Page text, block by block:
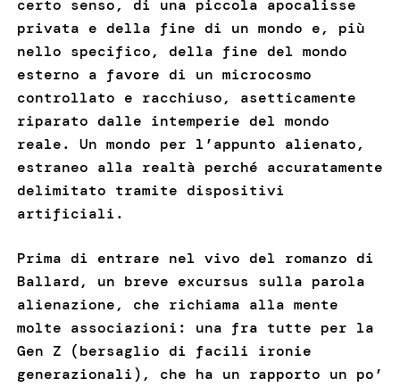
certo senso, di una piccola apocalisse
privata e della fine di un mondo e, più
nello specifico, della fine del mondo
esterno a favore di un microcosmo
controllato e racchiuso, asetticamente
riparato dalle intemperie del mondo
reale. Un mondo per l’appunto alienato,
estraneo alla realtà perché accuratamente
delimitato tramite dispositivi
artificiali.
Prima di entrare nel vivo del romanzo di
Ballard, un breve excursus sulla parola
alienazione, che richiama alla mente
molte associazioni: una fra tutte per la
Gen Z (bersaglio di facili ironie
generazionali), che ha un rapporto un po’